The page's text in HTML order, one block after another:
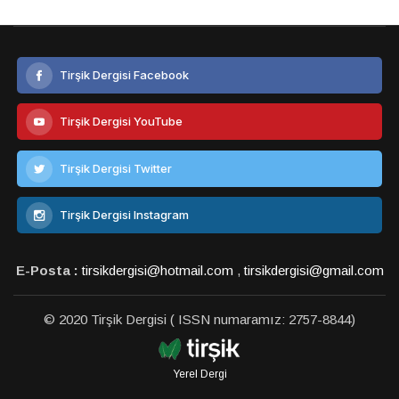
Tirşik Dergisi Facebook
Tirşik Dergisi YouTube
Tirşik Dergisi Twitter
Tirşik Dergisi Instagram
E-Posta : tirsikdergisi@hotmail.com ,tirsikdergisi@gmail.com
© 2020 Tirşik Dergisi ( ISSN numaramız: 2757-8844)
Yerel Dergi